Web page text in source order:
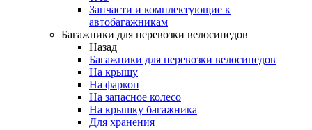
Запчасти и комплектующие к
автобагажникам
Багажники для перевозки велосипедов
Назад
Багажники для перевозки велосипедов
На крышу
На фаркоп
На запасное колесо
На крышку багажника
Для хранения